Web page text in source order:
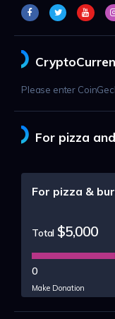
Please enter
For pizza
For pizza &
Total $5,000
0
Make Donation